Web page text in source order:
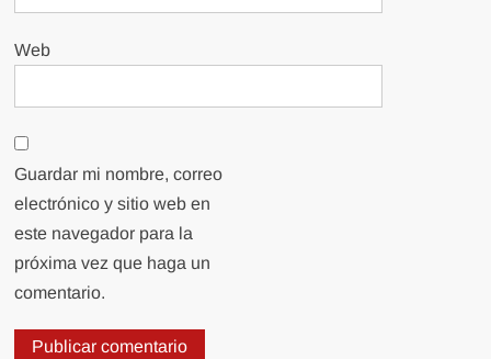
Web
Guardar mi nombre, correo
electrónico y sitio web en
este navegador para la
próxima vez que haga un
comentario.